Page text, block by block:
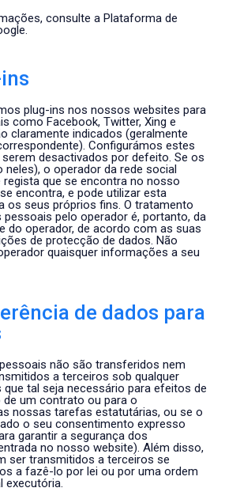
consulte a Plataforma de
plug-ins nos nossos websites para
como Facebook, Twitter, Xing e
claramente indicados (geralmente
Configurámos estes
desactivados por defeito. Se os
neles), o operador da rede social
que se encontra no nosso
encontra, e pode utilizar esta
os seus próprios fins. O tratamento
pelo operador é, portanto, da
do operador, de acordo com as suas
de protecção de dados. Não
quaisquer informações a seu
de dados para
não são transferidos nem
a terceiros sob qualquer
tal seja necessário para efeitos de
um contrato ou para o
nossas tarefas estatutárias, ou se o
o seu consentimento expresso
garantir a segurança dos
no nosso website). Além disso,
ser transmitidos a terceiros se
a fazê-lo por lei ou por uma ordem
executória.